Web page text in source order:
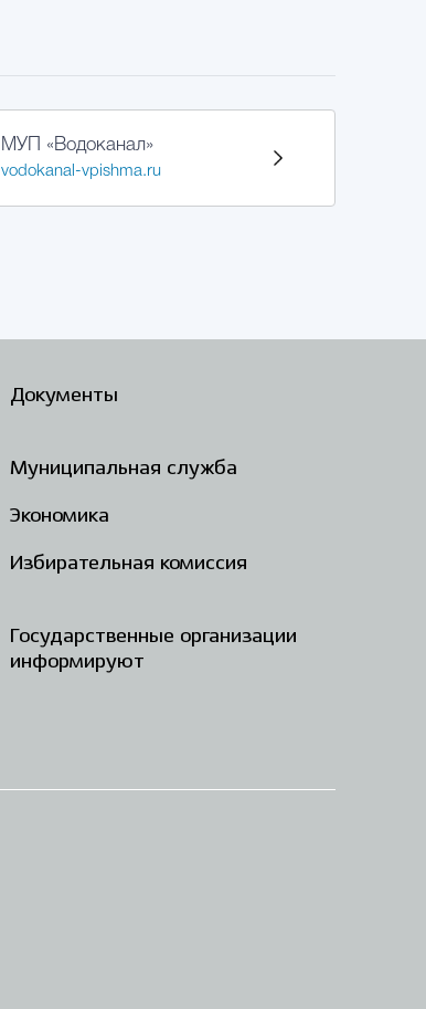
МУП «Водоканал»
vodokanal-vpishma.ru
Документы
Муниципальная служба
Экономика
Избирательная комиссия
Государственные организации
информируют